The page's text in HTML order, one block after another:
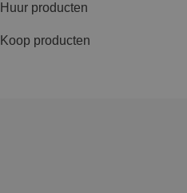
Huur producten
Koop producten